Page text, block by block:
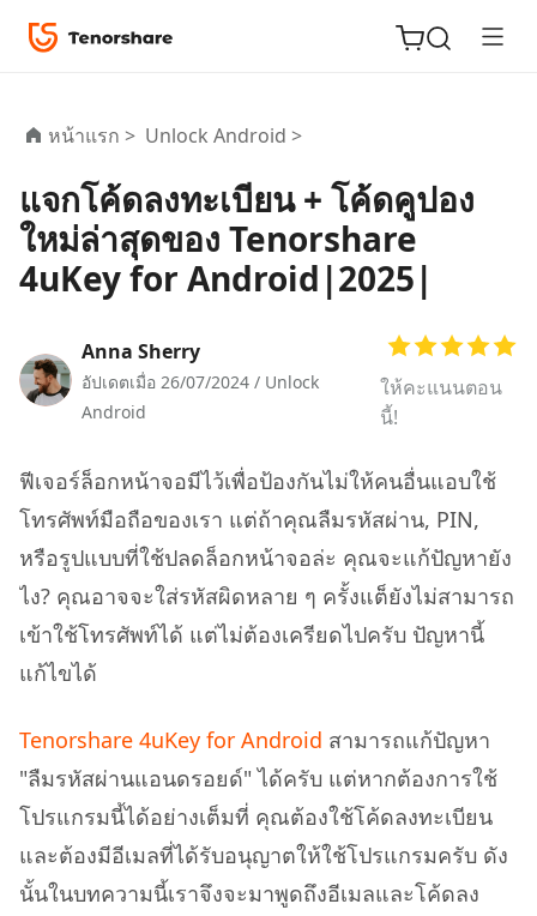
ReiBoot
for iOS
PDNob
iAnyGo
หน้าแรก > Unlock Android >
แจกโค้ดลงทะเบียน + โค้ดคูปอง
ใหม่ล่าสุดของ Tenorshare
4uKey for Android|2025|
Anna Sherry
อัปเดตเมื่อ 26/07/2024 / Unlock
Android
ให้คะแนนตอน
นี้!
ฟีเจอร์ล็อกหน้าจอมีไว้เพื่อป้องกันไม่ให้คนอื่นแอบใช้
โทรศัพท์มือถือของเรา แต่ถ้าคุณลืมรหัสผ่าน, PIN,
หรือรูปแบบที่ใช้ปลดล็อกหน้าจอล่ะ คุณจะแก้ปัญหายัง
ไง? คุณอาจจะใส่รหัสผิดหลาย ๆ ครั้งแต็ยังไม่สามารถ
เข้าใช้โทรศัพท์ได้ แต่ไม่ต้องเครียดไปครับ ปัญหานี้
แก้ไขได้
Tenorshare 4uKey for Android สามารถแก้ปัญหา
"ลืมรหัสผ่านแอนดรอยด์" ได้ครับ แต่หากต้องการใช้
โปรแกรมนี้ได้อย่างเต็มที่ คุณต้องใช้โค้ดลงทะเบียน
และต้องมีอีเมลที่ได้รับอนุญาตให้ใช้โปรแกรมครับ ดัง
นั้นในบทความนี้เราจึงจะมาพูดถึงอีเมลและโค้ดลง